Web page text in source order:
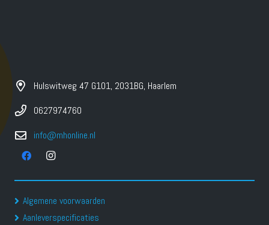
Hulswitweg 47 G101, 2031BG, Haarlem
0627974760
info@mhonline.nl
Algemene voorwaarden
Aanleverspecificaties